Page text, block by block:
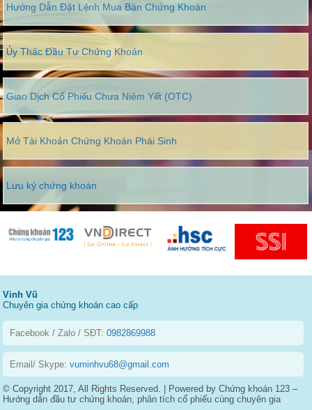
Hướng Dẫn Đặt Lệnh Mua Bán Chứng Khoán
Ủy Thác Đầu Tư Chứng Khoán
Giao Dịch Cổ Phiếu Chưa Niêm Yết (OTC)
Mở Tài Khoản Chứng Khoán Phái Sinh
Lưu ký chứng khoán
Vinh Vũ
Chuyên gia chứng khoán cao cấp
Facebook / Zalo / SĐT:0982869988
Email/ Skype:vuminhvu68@gmail.com
© Copyright 2017, All Rights Reserved. | Powered by Chứng khoán 123 –
Hướng dẫn đầu tư chứng khoán, phân tích cổ phiếu cùng chuyên gia